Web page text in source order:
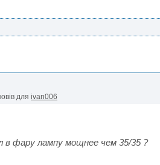
для ivan006
в фару лампу мощнее чем 35/35 ?